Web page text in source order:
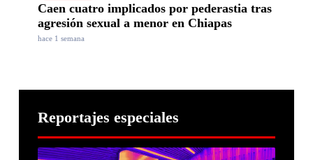
Caen cuatro implicados por pederastia tras
agresión sexual a menor en Chiapas
hace 1 semana
Reportajes especiales